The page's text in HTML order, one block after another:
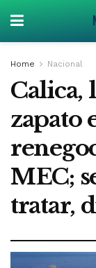
Home Nacional
Calica,
zapato
MEC;
tratar,